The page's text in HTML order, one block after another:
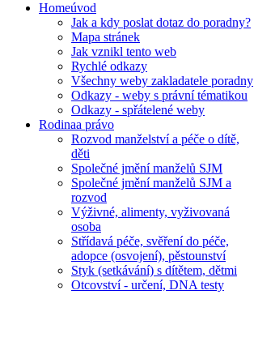
Homeúvod
Jak a kdy poslat dotaz do poradny?
Mapa stránek
Jak vznikl tento web
Rychlé odkazy
Všechny weby zakladatele poradny
Odkazy - weby s právní tématikou
Odkazy - spřátelené weby
Rodinaa právo
Rozvod manželství a péče o dítě,
děti
Společné jmění manželů SJM
Společné jmění manželů SJM a
rozvod
Výživné, alimenty, vyživovaná
osoba
Střídavá péče, svěření do péče,
adopce (osvojení), pěstounství
Styk (setkávání) s dítětem, dětmi
Otcovství - určení, DNA testy